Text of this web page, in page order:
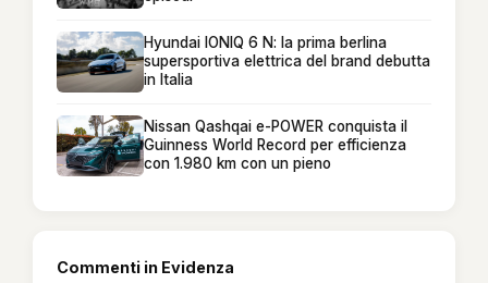
Hyundai IONIQ 6 N: la prima berlina
supersportiva elettrica del brand debutta
in Italia
Nissan Qashqai e-POWER conquista il
Guinness World Record per efficienza
con 1.980 km con un pieno
Commenti in Evidenza